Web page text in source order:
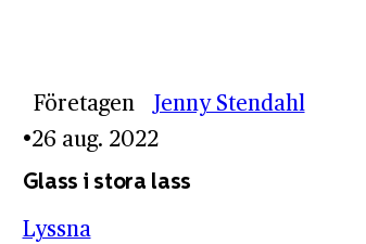
Företagen
Jenny Stendahl
26 aug. 2022
Glass i stora lass
Lyssna